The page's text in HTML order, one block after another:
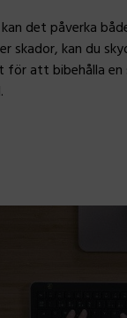
det påverka
kan du
för att bibehålla